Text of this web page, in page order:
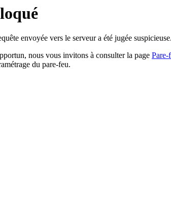
envoyée vers le serveur a été jugée suspicieuse.
nous vous invitons à consulter la page Pare-
du pare-feu.